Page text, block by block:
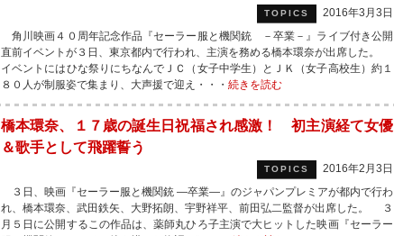
TOPICS
2016年3月3日
角川映画４０周年記念作品『セーラー服と機関銃 －卒業－』ライブ付き公開
直前イベントが３日、東京都内で行われ、主演を務める橋本環奈が出席した。
イベントにはひな祭りにちなんでＪＣ（女子中学生）とＪＫ（女子高校生）約１
８０人が制服姿で集まり、大声援で迎え・・・ 続きを読む
橋本環奈、１７歳の誕生日祝福され感激！ 初主演経て女優
＆歌手として飛躍誓う
TOPICS
2016年2月3日
３日、映画『セーラー服と機関銃 ―卒業―』のジャパンプレミアが都内で行わ
れ、橋本環奈、武田鉄矢、大野拓朗、宇野祥平、前田弘二監督が出席した。 ３
月５日に公開するこの作品は、薬師丸ひろ子主演で大ヒットした映画『セーラー